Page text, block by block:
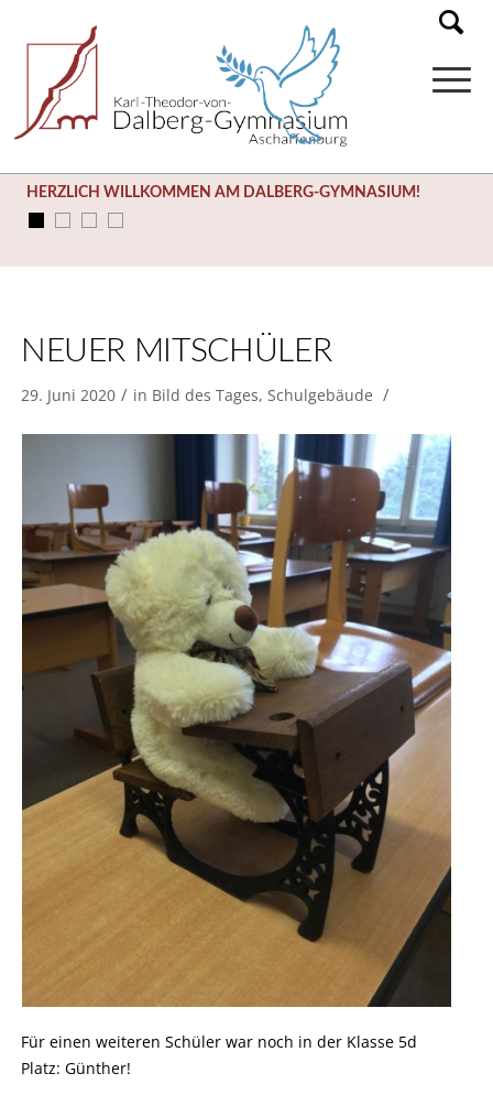
HERZLICH WILLKOMMEN AM DALBERG-GYMNASIUM!
NEUER MITSCHÜLER
29. Juni 2020 / in Bild des Tages, Schulgebäude /
Für einen weiteren Schüler war noch in der Klasse 5d
Platz: Günther!